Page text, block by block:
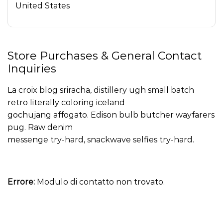
United States
Store Purchases & General Contact
Inquiries
La croix blog sriracha, distillery ugh small batch
retro literally coloring iceland
gochujang affogato. Edison bulb butcher wayfarers
pug. Raw denim
messenge try-hard, snackwave selfies try-hard.
Errore: Modulo di contatto non trovato.